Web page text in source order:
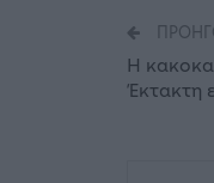
Η
Έκτακτη